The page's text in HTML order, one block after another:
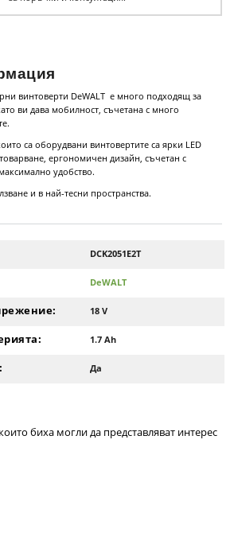
винтоверти DeWALT е много подходящ за
ви дава мобилност, съчетана с много
са оборудвани винтовертите са ярки LED
ергономичен дизайн, съчетан с
удобство.
и в най-тесни пространства.
DCK2051E2T
DeWALT
18 V
1.7 Ah
Да
биха могли да представляват интерес